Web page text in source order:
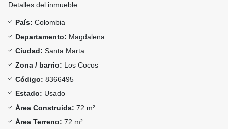
Detalles del inmueble :
País: Colombia
Departamento: Magdalena
Ciudad: Santa Marta
Zona / barrio: Los Cocos
Código: 8366495
Estado: Usado
Área Construida: 72 m²
Área Terreno: 72 m²